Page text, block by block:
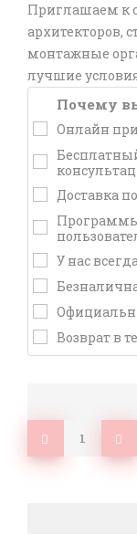
Приглашаем к
архитекторов,
монтажные
лучшие
Почему
Онлайн
Доставка
У нас
Возврат в